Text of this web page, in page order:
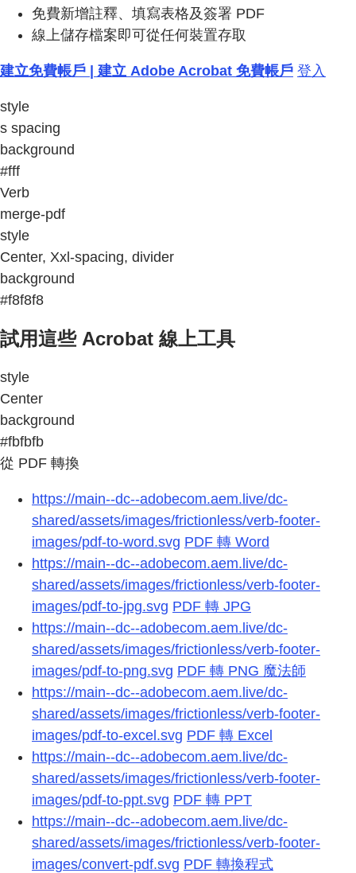
免費新增註釋、填寫表格及簽署 PDF
線上儲存檔案即可從任何裝置存取
建立免費帳戶 | 建立 Adobe Acrobat 免費帳戶 登入
style
s spacing
background
#fff
Verb
merge-pdf
style
Center, Xxl-spacing, divider
background
#f8f8f8
試用這些 Acrobat 線上工具
style
Center
background
#fbfbfb
從 PDF 轉換
https://main--dc--adobecom.aem.live/dc-
shared/assets/images/frictionless/verb-footer-
images/pdf-to-word.svg PDF 轉 Word
https://main--dc--adobecom.aem.live/dc-
shared/assets/images/frictionless/verb-footer-
images/pdf-to-jpg.svg PDF 轉 JPG
https://main--dc--adobecom.aem.live/dc-
shared/assets/images/frictionless/verb-footer-
images/pdf-to-png.svg PDF 轉 PNG 魔法師
https://main--dc--adobecom.aem.live/dc-
shared/assets/images/frictionless/verb-footer-
images/pdf-to-excel.svg PDF 轉 Excel
https://main--dc--adobecom.aem.live/dc-
shared/assets/images/frictionless/verb-footer-
images/pdf-to-ppt.svg PDF 轉 PPT
https://main--dc--adobecom.aem.live/dc-
shared/assets/images/frictionless/verb-footer-
images/convert-pdf.svg PDF 轉換程式